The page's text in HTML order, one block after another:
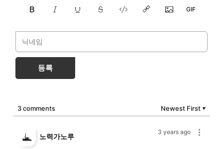
등록
3 comments Newest First ▼
3 years ago
노력가노루